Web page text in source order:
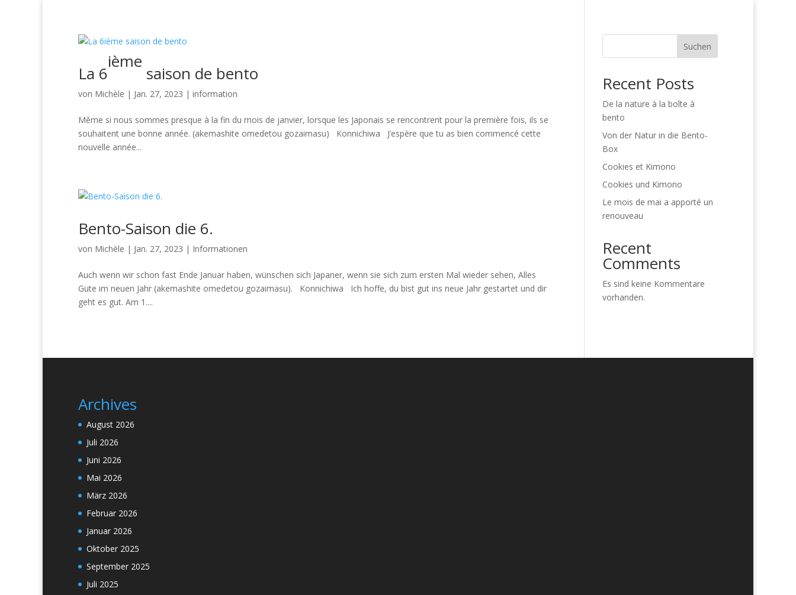
La 6
ième
saison de bento
von Michèle | Jan. 27, 2023 | information
Même si nous sommes presque à la fin du mois de janvier, lorsque les Japonais se rencontrent pour la première fois, ils se
souhaitent une bonne année. (akemashite omedetou gozaimasu) Konnichiwa J’espère que tu as bien commencé cette
nouvelle année...
Bento-Saison die 6.
von Michèle | Jan. 27, 2023 | Informationen
Auch wenn wir schon fast Ende Januar haben, wünschen sich Japaner, wenn sie sich zum ersten Mal wieder sehen, Alles
Gute im neuen Jahr (akemashite omedetou gozaimasu). Konnichiwa Ich hoffe, du bist gut ins neue Jahr gestartet und dir
geht es gut. Am 1....
Suchen
Recent Posts
De la nature à la boîte à
bento
Von der Natur in die Bento-
Box
Cookies et Kimono
Cookies und Kimono
Le mois de mai a apporté un
renouveau
Recent
Comments
Es sind keine Kommentare
vorhanden.
Archives
August 2026
Juli 2026
Juni 2026
Mai 2026
März 2026
Februar 2026
Januar 2026
Oktober 2025
September 2025
Juli 2025